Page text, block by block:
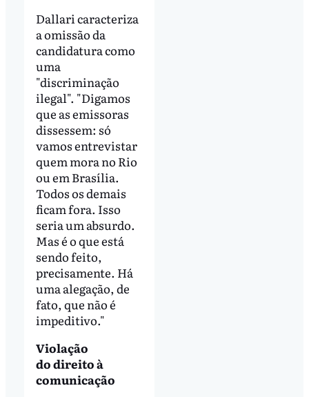
Dallari caracteriza
a omissão da
candidatura como
uma
"discriminação
ilegal". "Digamos
que as emissoras
dissessem: só
vamos entrevistar
quem mora no Rio
ou em Brasília.
Todos os demais
ficam fora. Isso
seria um absurdo.
Mas é o que está
sendo feito,
precisamente. Há
uma alegação, de
fato, que não é
impeditivo."
Violação
do direito à
comunicação